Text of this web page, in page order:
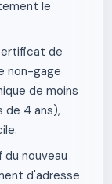
le
de
non-gage
de moins
de 4 ans),
nouveau
d'adresse